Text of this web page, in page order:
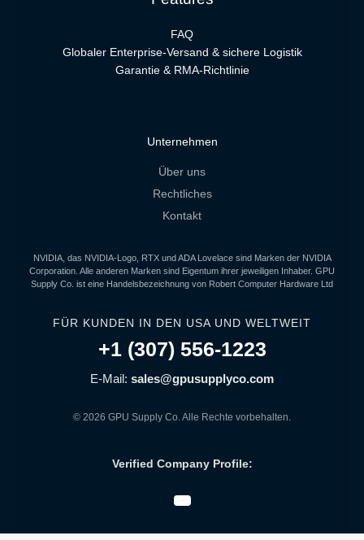
FAQ
Globaler Enterprise-Versand & sichere Logistik
Garantie & RMA-Richtlinie
Unternehmen
Über uns
Rechtliches
Kontakt
NVIDIA, das NVIDIA-Logo, RTX und ADA Lovelace sind Marken der NVIDIA
Corporation. Alle anderen Marken sind Eigentum ihrer jeweiligen Inhaber. GPU
Supply Co. ist eine Handelsbezeichnung von Robert Computer Hardware Ltd
FÜR KUNDEN IN DEN USA UND WELTWEIT
+1 (307) 556-1223
E-Mail: sales@gpusupplyco.com
© 2026 GPU Supply Co. Alle Rechte vorbehalten.
Verified Company Profile: